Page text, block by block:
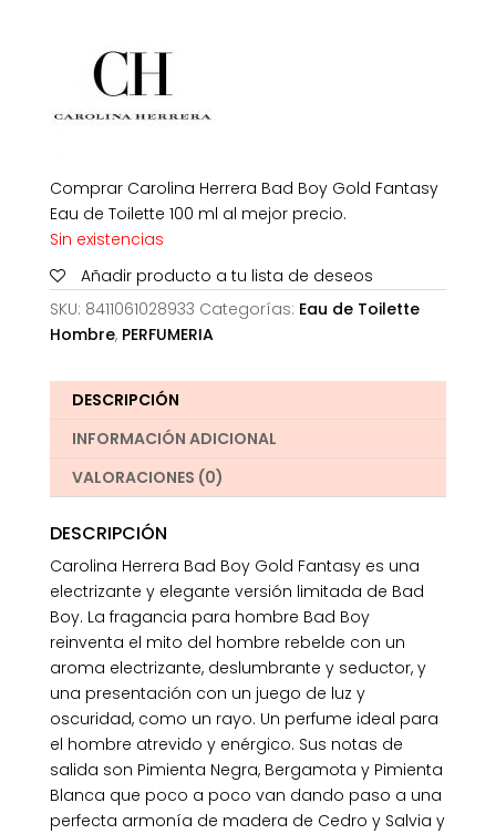
Comprar Carolina Herrera Bad Boy Gold Fantasy
Eau de Toilette 100 ml al mejor precio.
Sin existencias
Añadir producto a tu lista de deseos
SKU: 8411061028933 Categorías: Eau de Toilette
Hombre, PERFUMERIA
DESCRIPCIÓN
INFORMACIÓN ADICIONAL
VALORACIONES (0)
DESCRIPCIÓN
Carolina Herrera Bad Boy Gold Fantasy es una
electrizante y elegante versión limitada de Bad
Boy. La fragancia para hombre Bad Boy
reinventa el mito del hombre rebelde con un
aroma electrizante, deslumbrante y seductor, y
una presentación con un juego de luz y
oscuridad, como un rayo. Un perfume ideal para
el hombre atrevido y enérgico. Sus notas de
salida son Pimienta Negra, Bergamota y Pimienta
Blanca que poco a poco van dando paso a una
perfecta armonía de madera de Cedro y Salvia y